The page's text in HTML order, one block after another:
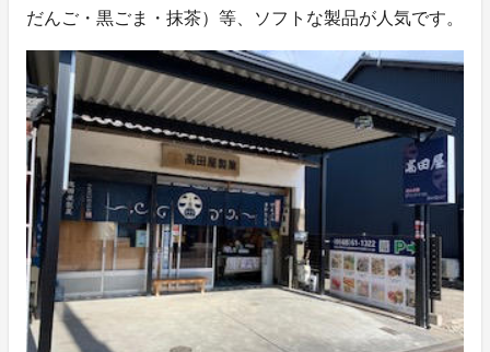
だんご・黒ごま・抹茶）等、ソフトな製品が人気です。